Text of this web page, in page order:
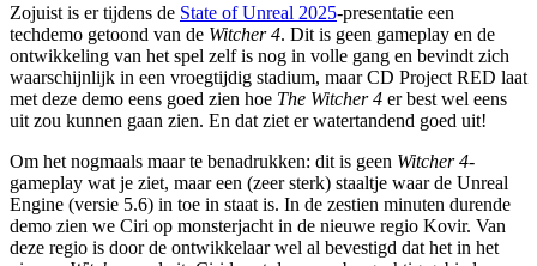
Zojuist is er tijdens de State of Unreal 2025-presentatie een
techdemo getoond van de Witcher 4. Dit is geen gameplay en de
ontwikkeling van het spel zelf is nog in volle gang en bevindt zich
waarschijnlijk in een vroegtijdig stadium, maar CD Project RED laat
met deze demo eens goed zien hoe The Witcher 4 er best wel eens
uit zou kunnen gaan zien. En dat ziet er watertandend goed uit!
Om het nogmaals maar te benadrukken: dit is geen Witcher 4-
gameplay wat je ziet, maar een (zeer sterk) staaltje waar de Unreal
Engine (versie 5.6) in toe in staat is. In de zestien minuten durende
demo zien we Ciri op monsterjacht in de nieuwe regio Kovir. Van
deze regio is door de ontwikkelaar wel al bevestigd dat het in het